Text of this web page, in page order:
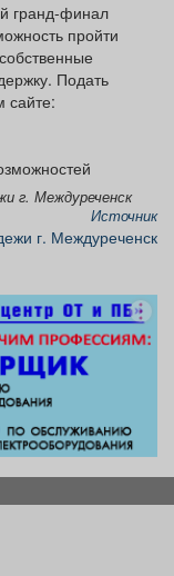
гранд-финал
пройти
Подать
сайте:
г. Междуреченск
Источник
г. Междуреченск